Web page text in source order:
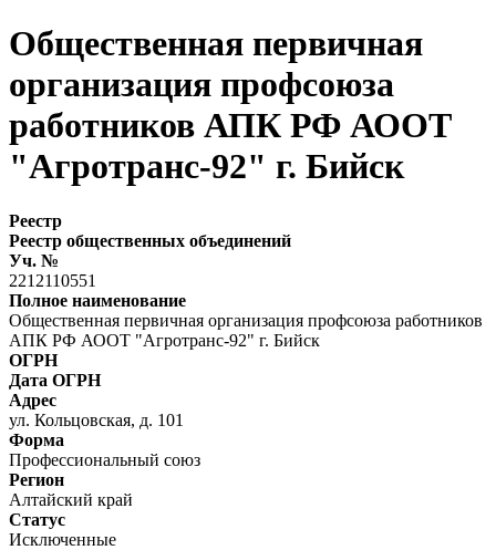
Общественная первичная
организация профсоюза
работников АПК РФ АООТ
"Агротранс-92" г. Бийск
Реестр
Реестр общественных объединений
Уч. №
2212110551
Полное наименование
Общественная первичная организация профсоюза работников
АПК РФ АООТ "Агротранс-92" г. Бийск
ОГРН
Дата ОГРН
Адрес
ул. Кольцовская, д. 101
Форма
Профессиональный союз
Регион
Алтайский край
Статус
Исключенные